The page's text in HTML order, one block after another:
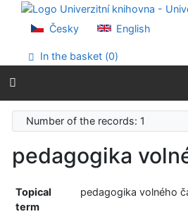
Go to content
Go to menu
Accessibility declaration
Česky English
In the basket (0)
Number of the records: 1
pedagogika
Topical
term
pedagogika volného